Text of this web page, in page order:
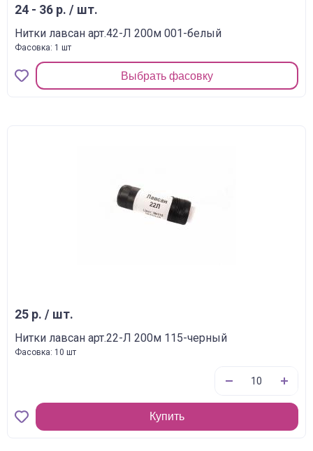
24 - 36 р. / шт.
Нитки лавсан арт.42-Л 200м 001-белый
Фасовка: 1 шт
Выбрать фасовку
25 р. / шт.
Нитки лавсан арт.22-Л 200м 115-черный
Фасовка: 10 шт
Купить